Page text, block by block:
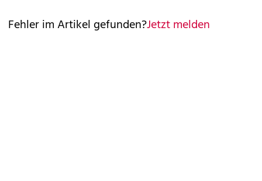
Fehler im Artikel gefunden?Jetzt melden